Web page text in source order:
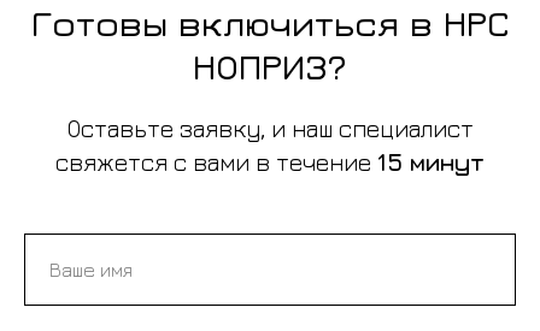
Готовы включиться в НРС
НОПРИЗ?
Оставьте заявку, и наш специалист
свяжется с вами в течение 15 минут